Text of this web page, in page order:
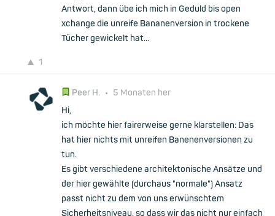
Antwort, dann übe ich mich in Geduld bis open
xchange die unreife Bananenversion in trockene
Tücher gewickelt hat...
1
Peer H. • 5 Monaten her
Hi,
ich möchte hier fairerweise gerne klarstellen: Das
hat hier nichts mit unreifen Banenenversionen zu
tun.
Es gibt verschiedene architektonische Ansätze und
der hier gewählte (durchaus "normale") Ansatz
passt nicht zu dem von uns erwünschtem
Sicherheitsniveau, so dass wir das nicht nur einfach